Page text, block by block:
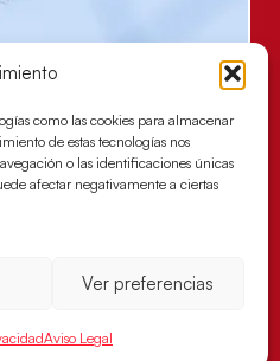
como las cookies para almacenar
de estas tecnologías nos
o las identificaciones únicas
afectar negativamente a ciertas
Ver preferencias
Aviso Legal